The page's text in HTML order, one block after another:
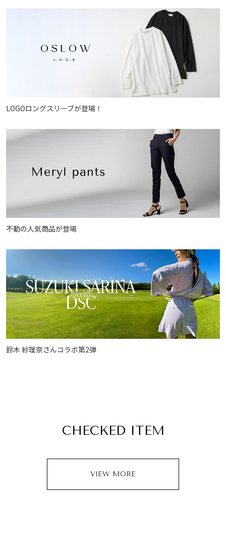
LOGOロングスリーブが登場！
不動の人気商品が登場
鈴木 紗理奈さんコラボ第2弾
CHECKED ITEM
VIEW MORE